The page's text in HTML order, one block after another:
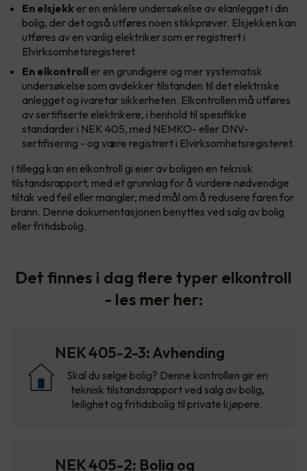
En elsjekk er en enklere undersøkelse av elanlegget i din
bolig, der det også utføres noen stikkprøver. Elsjekken kan
utføres av en vanlig elektriker som er registrert i
Elvirksomhetsregisteret.
En elkontroll er en grundigere og mer systematisk
undersøkelse som avdekker tilstanden til det elektriske
anlegget og ivaretar sikkerheten. Elkontrollen må utføres
av sertifiserte elektrikere, i henhold til spesifikke
standarder i NEK 405, med NEMKO- eller DNV-
sertifisering - og være registrert i Elvirksomhetsregisteret.
I tillegg kan en elkontroll gi eier av boligen en teknisk
tilstandsrapport, med et grunnlag for å vurdere nødvendige
tiltak ved feil eller mangler, med mål om å redusere faren for
brann. Denne dokumentasjonen benyttes ved salg av bolig
eller fritidsbolig.
Det finnes i dag flere typer elkontroll
- les mer her:
NEK 405-2-3: Avhending
Skal du selge bolig? Denne kontrollen gir en
teknisk tilstandsrapport ved salg av bolig,
leilighet og fritidsbolig til private kjøpere.
NEK 405-2: Bolig og